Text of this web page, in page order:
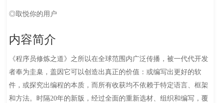
◎取悦你的用户
内容简介
《程序员修炼之道》之所以在全球范围内广泛传播，被一代代开发
者奉为圭臬，盖因它可以创造出真正的价值：或编写出更好的软
件，或探究出编程的本质，而所有收获均不依赖于特定语言、框架
和方法。时隔20年的新版，经过全面的重新选材、组织和编写，覆